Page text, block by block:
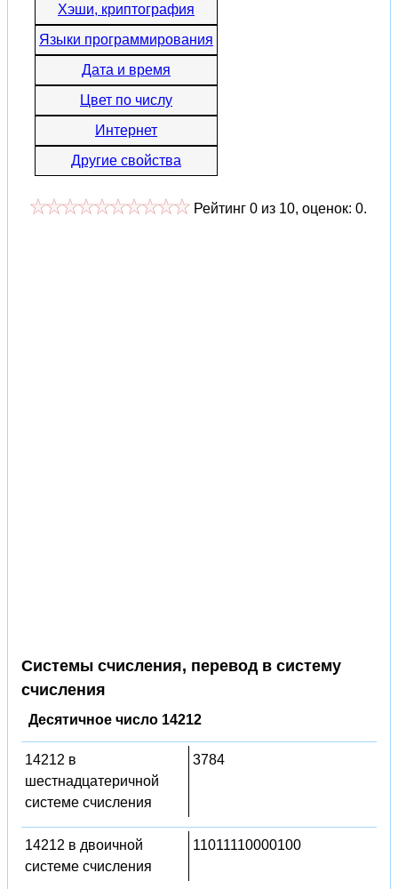
Хэши, криптография
Языки программирования
Дата и время
Цвет по числу
Интернет
Другие свойства
Рейтинг 0 из 10, оценок: 0.
Системы счисления, перевод в систему
счисления
Десятичное число 14212
14212 в
шестнадцатеричной
системе счисления
3784
14212 в двоичной
системе счисления
11011110000100